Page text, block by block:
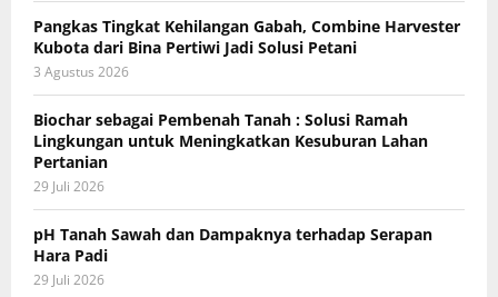
Pangkas Tingkat Kehilangan Gabah, Combine Harvester
Kubota dari Bina Pertiwi Jadi Solusi Petani
3 Agustus 2026
Biochar sebagai Pembenah Tanah : Solusi Ramah
Lingkungan untuk Meningkatkan Kesuburan Lahan
Pertanian
29 Juli 2026
pH Tanah Sawah dan Dampaknya terhadap Serapan
Hara Padi
29 Juli 2026